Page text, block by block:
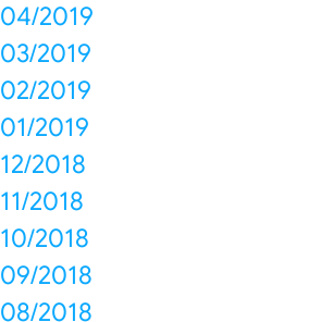
04/2019
03/2019
02/2019
01/2019
12/2018
11/2018
10/2018
09/2018
08/2018